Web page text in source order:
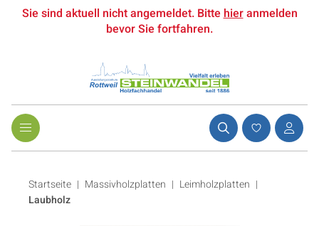
Sie sind aktuell nicht angemeldet. Bittehieranmelden
bevor Sie fortfahren.
Startseite Massivholzplatten | Leimholzplatten |
Laubholz